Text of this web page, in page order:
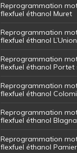
Reprogrammation
flexfuel éthanol Muret
Reprogrammation
flexfuel éthanol L’Union
Reprogrammation
flexfuel éthanol Portet
Reprogrammation
flexfuel éthanol
Reprogrammation
flexfuel éthanol
Reprogrammation
flexfuel éthanol